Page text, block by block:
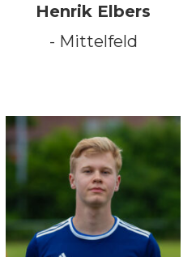
Henrik Elbers
- Mittelfeld